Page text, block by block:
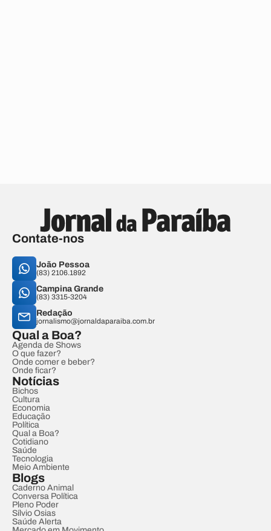
Contate-nos
João Pessoa
(83) 2106.1892
Campina Grande
(83) 3315-3204
Redação
jornalismo@jornaldaparaiba.com.br
Qual a Boa?
Agenda de Shows
O que fazer?
Onde comer e beber?
Onde ficar?
Notícias
Bichos
Cultura
Economia
Educação
Política
Qual a Boa?
Cotidiano
Saúde
Tecnologia
Meio Ambiente
Blogs
Caderno Animal
Conversa Política
Pleno Poder
Sílvio Osias
Saúde Alerta